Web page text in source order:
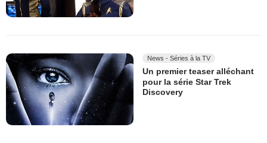
News - Séries à la TV
Un premier teaser alléchant
pour la série Star Trek
Discovery